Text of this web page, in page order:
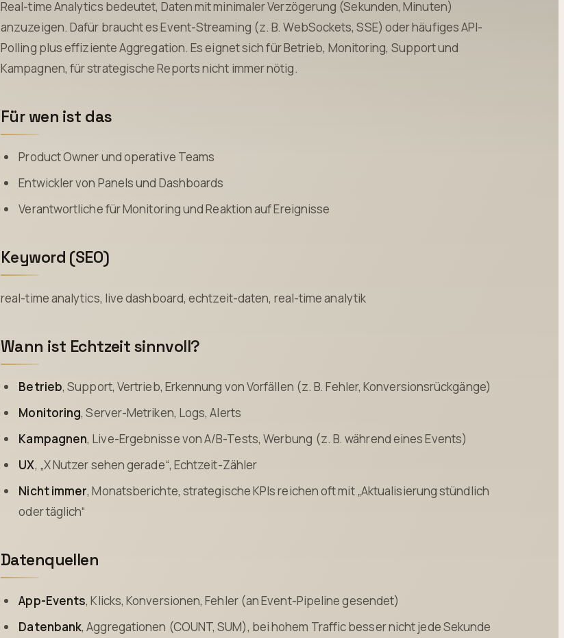
Real-time Analytics bedeutet, Daten mit minimaler Verzögerung (Sekunden, Minuten)
anzuzeigen. Dafür braucht es Event-Streaming (z. B. WebSockets, SSE) oder häufiges API-
Polling plus effiziente Aggregation. Es eignet sich für Betrieb, Monitoring, Support und
Kampagnen, für strategische Reports nicht immer nötig.
Für wen ist das
Product Owner und operative Teams
Entwickler von Panels und Dashboards
Verantwortliche für Monitoring und Reaktion auf Ereignisse
Keyword (SEO)
real-time analytics, live dashboard, echtzeit-daten, real-time analytik
Wann ist Echtzeit sinnvoll?
Betrieb, Support, Vertrieb, Erkennung von Vorfällen (z. B. Fehler, Konversionsrückgänge)
Monitoring, Server-Metriken, Logs, Alerts
Kampagnen, Live-Ergebnisse von A/B-Tests, Werbung (z. B. während eines Events)
UX, „X Nutzer sehen gerade“, Echtzeit-Zähler
Nicht immer, Monatsberichte, strategische KPIs reichen oft mit „Aktualisierung stündlich
oder täglich“
Datenquellen
App-Events, Klicks, Konversionen, Fehler (an Event-Pipeline gesendet)
Datenbank, Aggregationen (COUNT, SUM), bei hohem Traffic besser nicht jede Sekunde